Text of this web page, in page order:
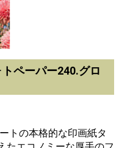
ペーパー240.グロ
トの本格的な印画紙タ